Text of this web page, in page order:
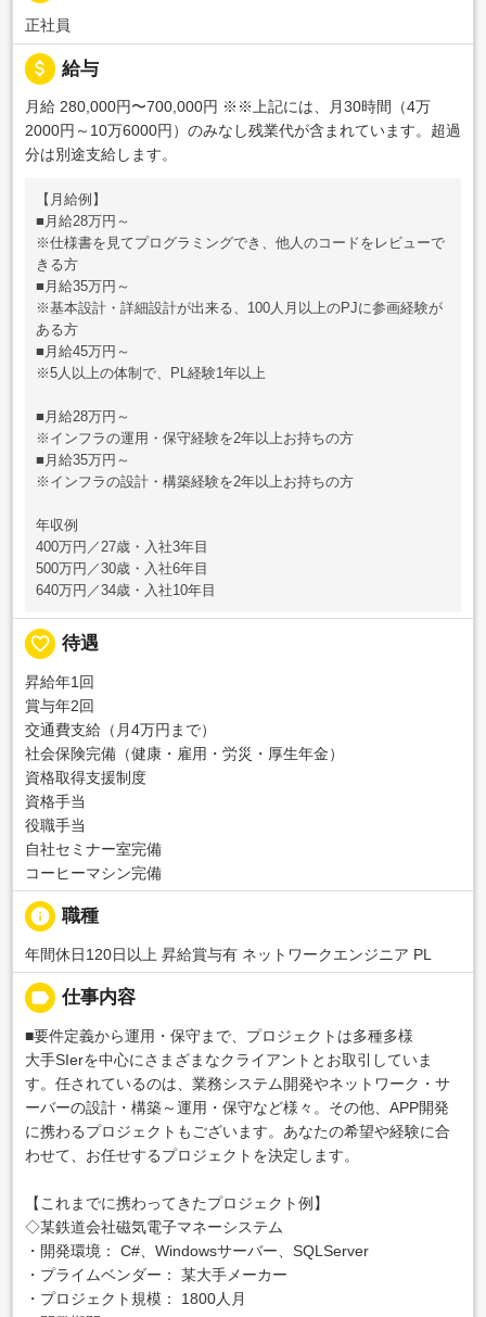
正社員
attach_money 給与
月給 280,000円〜700,000円 ※※上記には、月30時間（4万
2000円～10万6000円）のみなし残業代が含まれています。超過
分は別途支給します。
【月給例】
■月給28万円～
※仕様書を見てプログラミングでき、他人のコードをレビューで
きる方
■月給35万円～
※基本設計・詳細設計が出来る、100人月以上のPJに参画経験が
ある方
■月給45万円～
※5人以上の体制で、PL経験1年以上
■月給28万円～
※インフラの運用・保守経験を2年以上お持ちの方
■月給35万円～
※インフラの設計・構築経験を2年以上お持ちの方
年収例
400万円／27歳・入社3年目
500万円／30歳・入社6年目
640万円／34歳・入社10年目
favorite_border 待遇
昇給年1回
賞与年2回
交通費支給（月4万円まで）
社会保険完備（健康・雇用・労災・厚生年金）
資格取得支援制度
資格手当
役職手当
自社セミナー室完備
コーヒーマシン完備
info 職種
年間休日120日以上 昇給賞与有 ネットワークエンジニア PL
label 仕事内容
■要件定義から運用・保守まで、プロジェクトは多種多様
大手SIerを中心にさまざまなクライアントとお取引していま
す。任されているのは、業務システム開発やネットワーク・サ
ーバーの設計・構築～運用・保守など様々。その他、APP開発
に携わるプロジェクトもございます。あなたの希望や経験に合
わせて、お任せするプロジェクトを決定します。
【これまでに携わってきたプロジェクト例】
◇某鉄道会社磁気電子マネーシステム
・開発環境： C#、Windowsサーバー、SQLServer
・プライムベンダー： 某大手メーカー
・プロジェクト規模： 1800人月